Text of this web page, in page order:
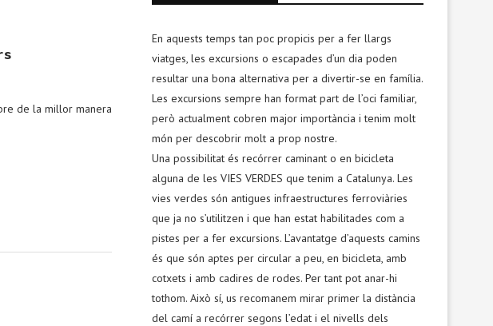
de la millor manera
En aquests temps tan poc propicis per a fer llargs
viatges, les excursions o escapades d’un dia poden
resultar una bona alternativa per a divertir-se en família.
Les excursions sempre han format part de l’oci familiar,
però actualment cobren major importància i tenim molt
món per descobrir molt a prop nostre.
Una possibilitat és recórrer caminant o en bicicleta
alguna de les VIES VERDES que tenim a Catalunya. Les
vies verdes són antigues infraestructures ferroviàries
que ja no s’utilitzen i que han estat habilitades com a
pistes per a fer excursions. L’avantatge d’aquests camins
és que són aptes per circular a peu, en bicicleta, amb
cotxets i amb cadires de rodes. Per tant pot anar-hi
tothom. Això sí, us recomanem mirar primer la distància
del camí a recórrer segons l’edat i el nivells dels